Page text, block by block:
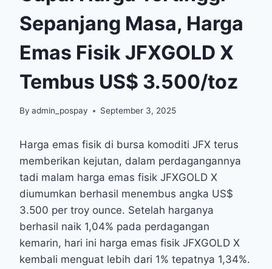
Sepanjang Masa, Harga
Emas Fisik JFXGOLD X
Tembus US$ 3.500/toz
By admin_pospay September 3, 2025
Harga emas fisik di bursa komoditi JFX terus
memberikan kejutan, dalam perdagangannya
tadi malam harga emas fisik JFXGOLD X
diumumkan berhasil menembus angka US$
3.500 per troy ounce. Setelah harganya
berhasil naik 1,04% pada perdagangan
kemarin, hari ini harga emas fisik JFXGOLD X
kembali menguat lebih dari 1% tepatnya 1,34%.